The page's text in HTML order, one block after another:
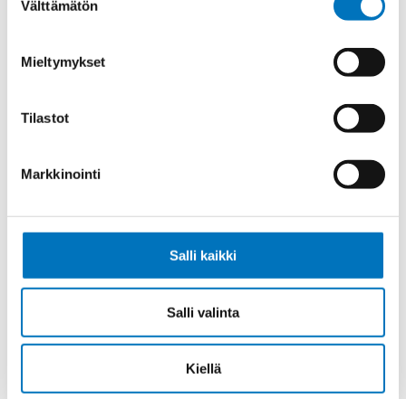
valinta
Välttämätön
Mieltymykset
Tilastot
Markkinointi
Salli kaikki
Salli valinta
Kiellä
Ohjauskaapeli ÖPVC-JZ 7G10
Ohjauskaapeli ÖPVC-JZ 4G16